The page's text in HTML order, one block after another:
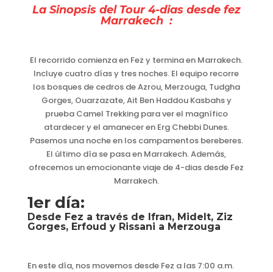
La Sinopsis del Tour 4-dias desde fez
Marrakech :
El recorrido comienza en Fez y termina en Marrakech.
Incluye cuatro días y tres noches. El equipo recorre
los bosques de cedros de Azrou, Merzouga, Tudgha
Gorges, Ouarzazate, Ait Ben Haddou Kasbahs y
prueba Camel Trekking para ver el magnífico
atardecer y el amanecer en Erg Chebbi Dunes.
Pasemos una noche en los campamentos bereberes.
El último día se pasa en Marrakech. Además,
ofrecemos un emocionante viaje de 4-dias desde Fez
Marrakech.
1er día:
Desde Fez a través de Ifran, Midelt, Ziz
Gorges, Erfoud y Rissani a Merzouga
En este día, nos movemos desde Fez a las 7:00 a.m.